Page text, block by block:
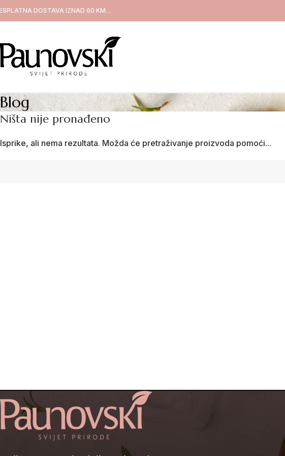
DOSTAVA IZNAD 60 KM…
Blog
Ništa nije pronađeno
Isprike, ali nema rezultata. Možda će pretraživanje proizvoda pomoći...